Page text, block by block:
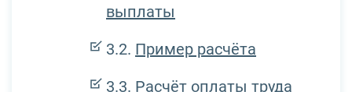
выплаты
Пример расчёта
Расчёт оплаты труда